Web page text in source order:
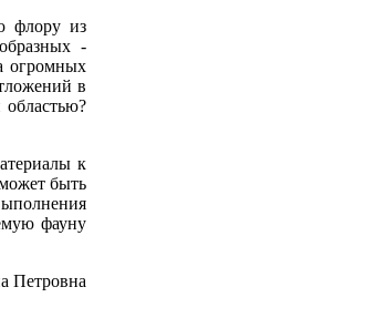
флору из
-
огромных
в
к
быть
фауну
Петровна